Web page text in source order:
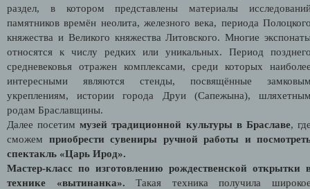
раздел, в котором представлены материалы
памятников времён неолита, железного века, периода
княжества и Великого княжества Литовского. Многие
относятся к числу редких или уникальных. Период
средневековья отражен комплексами, среди которых
интересными являются стенды, посвящённые
укреплениям, истории города Друи (Сапежына),
родам Браславщины.
Далее посетиммузей традиционной культуры в Браславе,
сможем приобрести сувениры ручной работы и
спектакль «Царь Ирод».
Мастер-класс по изготовлению рождественской открытки
технике «вытинанка».Такая техника получила